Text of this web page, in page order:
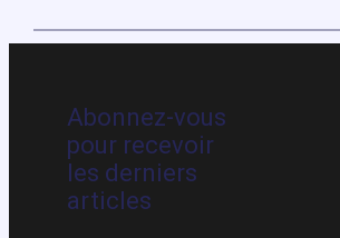
Abonnez-vous
pour recevoir
les derniers
articles